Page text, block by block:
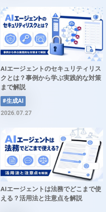
AIエージェントのセキュリティリス
クとは？事例から学ぶ実践的な対策
まで解説
#生成AI
2026.07.27
AIエージェントは法務でどこまで使
える？活用法と注意点を解説